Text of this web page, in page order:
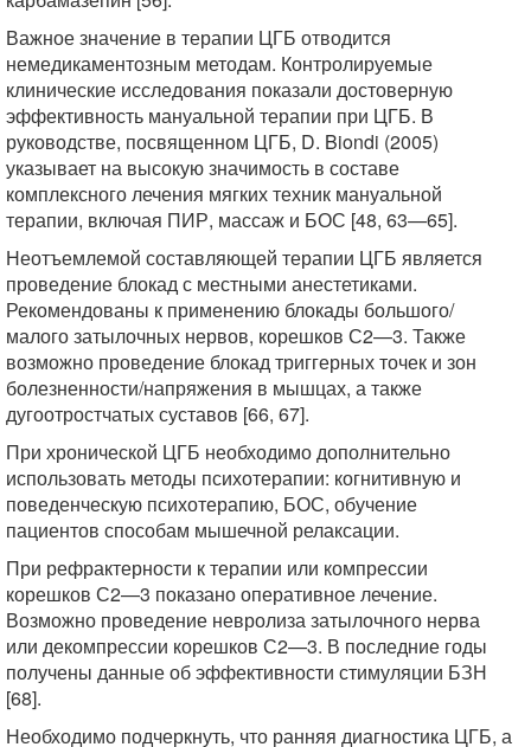
Важное значение в терапии ЦГБ отводится
немедикаментозным методам. Контролируемые
клинические исследования показали достоверную
эффективность мануальной терапии при ЦГБ. В
руководстве, посвященном ЦГБ, D. Biondi (2005)
указывает на высокую значимость в составе
комплексного лечения мягких техник мануальной
терапии, включая ПИР, массаж и БОС [48, 63—65].
Неотъемлемой составляющей терапии ЦГБ является
проведение блокад с местными анестетиками.
Рекомендованы к применению блокады большого/
малого затылочных нервов, корешков С2—3. Также
возможно проведение блокад триггерных точек и зон
болезненности/напряжения в мышцах, а также
дугоотростчатых суставов [66, 67].
При хронической ЦГБ необходимо дополнительно
использовать методы психотерапии: когнитивную и
поведенческую психотерапию, БОС, обучение
пациентов способам мышечной релаксации.
При рефрактерности к терапии или компрессии
корешков С2—3 показано оперативное лечение.
Возможно проведение невролиза затылочного нерва
или декомпрессии корешков С2—3. В последние годы
получены данные об эффективности стимуляции БЗН
[68].
Необходимо подчеркнуть, что ранняя диагностика ЦГБ, а